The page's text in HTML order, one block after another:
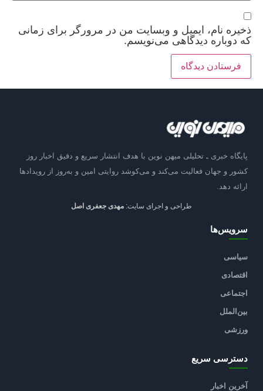
ذخیره نام، ایمیل و وبسایت من در مرورگر برای زمانی
که دوباره دیدگاهی می‌نویسم.
پایگاه خبری ـ تحلیلی میهن نوین با هدف انتشار سریع و دقیق اخبار روز
کشور و جهان فعالیت می‌کند و می‌کوشد روایتی امین و به‌روز از رویدادها
ارائه دهد.
طراحی و اجرای سایت: مهدی جعفری اصل
سرویس‌ها
سیاسی
اقتصادی
اجتماعی
بین‌الملل
ورزشی
دسترسی سریع
آخرین اخبار